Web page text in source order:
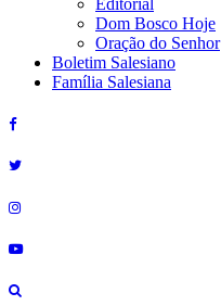
Editorial
Dom Bosco Hoje
Oração do Senhor
Boletim Salesiano
Família Salesiana